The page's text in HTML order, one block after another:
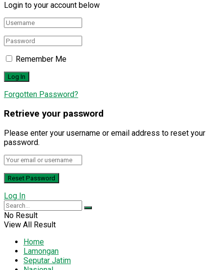
Login to your account below
Remember Me
Forgotten Password?
Retrieve your password
Please enter your username or email address to reset your
password.
Log In
No Result
View All Result
Home
Lamongan
Seputar Jatim